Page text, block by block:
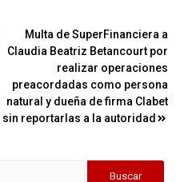
Multa de SuperFinanciera a
Claudia Beatriz Betancourt por
realizar operaciones
preacordadas como persona
natural y dueña de firma Clabet
sin reportarlas a la autoridad